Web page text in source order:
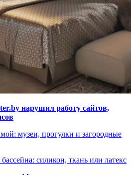
нарушил работу сайтов,
музеи, прогулки и загородные
силикон, ткань или латекс